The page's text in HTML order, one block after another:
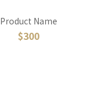
Product Name
$300